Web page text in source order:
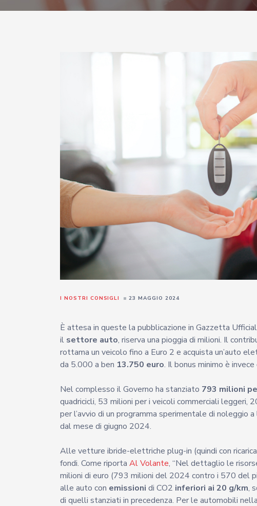
I NOSTRI CONSIGLI 23 MAGGIO 2024
È attesa in queste la pubblicazione in Gazzetta
il settore auto, riserva una pioggia di milioni. Il
rottama un veicolo fino a Euro 2 e acquista un’auto
da 5.000 a ben 13.750 euro. Il bonus minimo è
Nel complesso il Governo ha stanziato 793 milioni
quadricicli, 53 milioni per i veicoli commerciali leggeri,
per l’avvio di un programma sperimentale di noleggio
dal mese di giugno 2024.
Alle vetture ibride-elettriche plug-in (quindi con
fondi. Come riporta Al Volante, “Nel dettaglio le
milioni di euro (793 milioni del 2024 contro i 570 del
alle auto con emissioni di CO2 inferiori ai 20 g/km,
di quelli stanziati in precedenza. Per le automobili